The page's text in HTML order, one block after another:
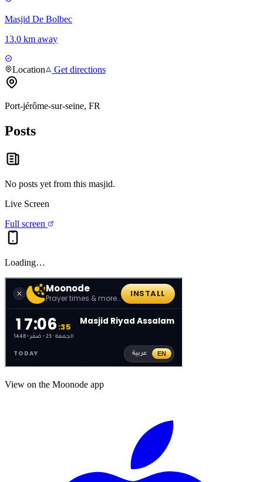
Masjid De Bolbec
13.0 km away
Location Get directions
Port-jérôme-sur-seine, FR
Posts
No posts yet from this masjid.
Live Screen
Full screen
Loading…
View on the Moonode app